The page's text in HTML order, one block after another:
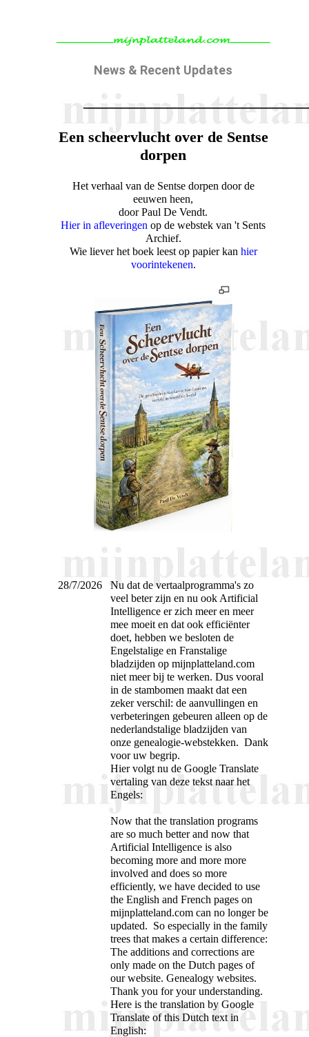
News & Recent Updates
Een scheervlucht over de Sentse
dorpen
Het verhaal van de Sentse dorpen door de
eeuwen heen,
door Paul De Vendt.
Hier in afleveringen op de webstek van 't Sents
Archief.
Wie liever het boek leest op papier kan hier
voorintekenen.
28/7/2026
Nu dat de vertaalprogramma's zo
veel beter zijn en nu ook Artificial
Intelligence er zich meer en meer
mee moeit en dat ook efficiënter
doet, hebben we besloten de
Engelstalige en Franstalige
bladzijden op mijnplatteland.com
niet meer bij te werken. Dus vooral
in de stambomen maakt dat een
zeker verschil: de aanvullingen en
verbeteringen gebeuren alleen op de
nederlandstalige bladzijden van
onze genealogie-webstekken. Dank
voor uw begrip.
Hier volgt nu de Google Translate
vertaling van deze tekst naar het
Engels:
Now that the translation programs
are so much better and now that
Artificial Intelligence is also
becoming more and more more
involved and does so more
efficiently, we have decided to use
the English and French pages on
mijnplatteland.com can no longer be
updated. So especially in the family
trees that makes a certain difference:
The additions and corrections are
only made on the Dutch pages of
our website. Genealogy websites.
Thank you for your understanding.
Here is the translation by Google
Translate of this Dutch text in
English: